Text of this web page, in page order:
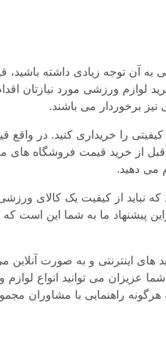
به آن توجه زیادی داشته
لوازم ورزشی مورد نیازتان
نیز برخوردار می باشند.
را خریداری کنید. در
از خرید قیمت فروشگاه های
می دهید.
که نباید از کیفیت یک کالای
پیشنهاد ما به شما این است
اینترنتی و به صورت آنلاین
عزیزان می توانید انواع
راهنمایی با مشاوران